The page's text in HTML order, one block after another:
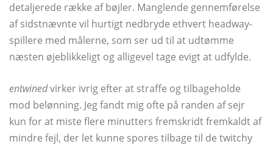
detaljerede række af bøjler. Manglende gennemførelse
af sidstnævnte vil hurtigt nedbryde ethvert headway-
spillere med målerne, som ser ud til at udtømme
næsten øjeblikkeligt og alligevel tage evigt at udfylde.
entwinedvirker ivrig efter at straffe og tilbageholde
mod belønning. Jeg fandt mig ofte på randen af ​​sejr
kun for at miste flere minutters fremskridt fremkaldt af
mindre fejl, der let kunne spores tilbage til de twitchy